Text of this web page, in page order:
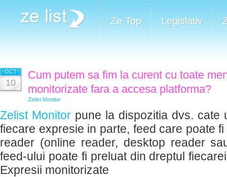
Ze Top Legislativ
OCT
10
Cum putem sa fim la curent cu toate
monitorizate fara a accesa platforma?
Zelist Monitor
Zelist Monitor pune la dispozitia dvs. cate
fiecare expresie in parte, feed care poate
reader (online reader, desktop reader
feed-ului poate fi preluat din dreptul
Expresii monitorizate